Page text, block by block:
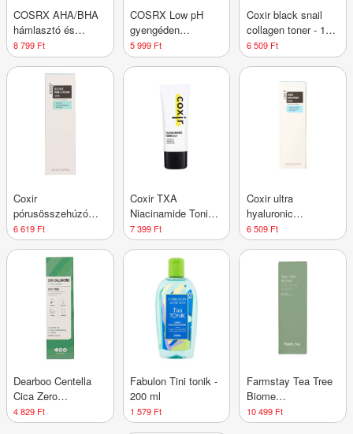
COSRX AHA/BHA
hámlasztó és
bőrnyugtató tonik -
50 ml
8 799 Ft
COSRX Low pH
gyengéden
hámlasztó
arctisztító gél - 150
5 999 Ft
Coxir black snail
collagen toner - 150
ml
6 509 Ft
Coxir
pórusösszehúzó
tonik teafa
kivonattal - 150 ml
6 619 Ft
Coxir TXA
Niacinamide Toning
balzsam - 40 ml
7 399 Ft
Coxir ultra
hyaluronic
mélyhidratáló toner
- 150 ml
6 509 Ft
Dearboo Centella
Cica Zero
bőrkiegyensúlyozó
toner - 150 ml
4 829 Ft
Fabulon Tini tonik -
200 ml
1 579 Ft
Farmstay Tea Tree
Biome
faggyúszabályzó,
bőrnyugtató toner
10 499 Ft